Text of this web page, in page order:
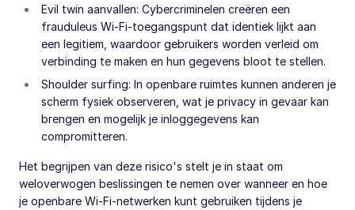
Evil twin aanvallen: Cybercriminelen creëren een
frauduleus Wi-Fi-toegangspunt dat identiek lijkt aan
een legitiem, waardoor gebruikers worden verleid om
verbinding te maken en hun gegevens bloot te stellen.
Shoulder surfing: In openbare ruimtes kunnen anderen je
scherm fysiek observeren, wat je privacy in gevaar kan
brengen en mogelijk je inloggegevens kan
compromitteren.
Het begrijpen van deze risico's stelt je in staat om
weloverwogen beslissingen te nemen over wanneer en hoe
je openbare Wi-Fi-netwerken kunt gebruiken tijdens je